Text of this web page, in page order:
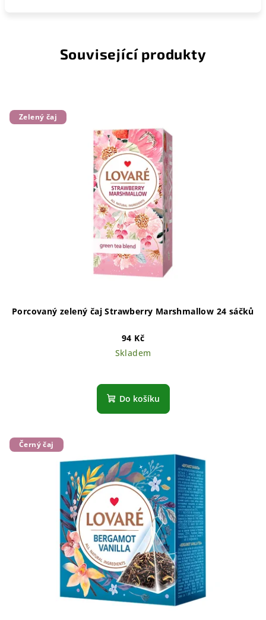
Související produkty
Zelený čaj
Porcovaný zelený čaj Strawberry Marshmallow 24 sáčků
94 Kč
Skladem
Do košíku
Černý čaj